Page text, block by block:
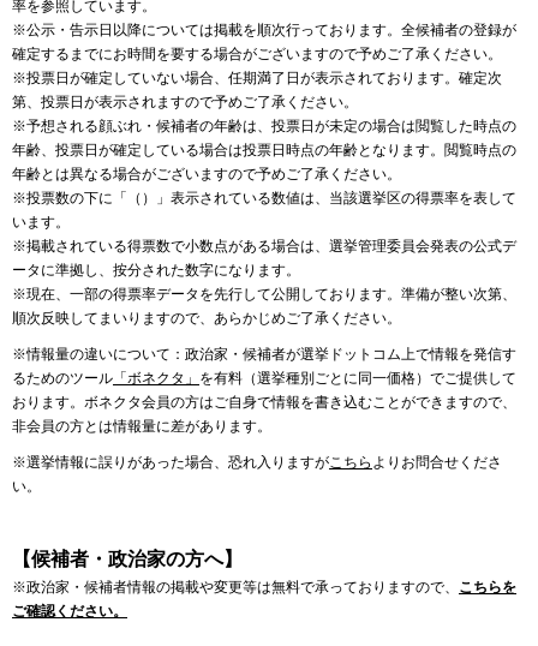
率を参照しています。
※公示・告示日以降については掲載を順次行っております。全候補者の登録が
確定するまでにお時間を要する場合がございますので予めご了承ください。
※投票日が確定していない場合、任期満了日が表示されております。確定次
第、投票日が表示されますので予めご了承ください。
※予想される顔ぶれ・候補者の年齢は、投票日が未定の場合は閲覧した時点の
年齢、投票日が確定している場合は投票日時点の年齢となります。閲覧時点の
年齢とは異なる場合がございますので予めご了承ください。
※投票数の下に「（）」表示されている数値は、当該選挙区の得票率を表して
います。
※掲載されている得票数で小数点がある場合は、選挙管理委員会発表の公式デ
ータに準拠し、按分された数字になります。
※現在、一部の得票率データを先行して公開しております。準備が整い次第、
順次反映してまいりますので、あらかじめご了承ください。
※情報量の違いについて：政治家・候補者が選挙ドットコム上で情報を発信す
るためのツール 「ボネクタ」 を有料（選挙種別ごとに同一価格）でご提供して
おります。ボネクタ会員の方はご自身で情報を書き込むことができますので、
非会員の方とは情報量に差があります。
※選挙情報に誤りがあった場合、恐れ入りますがこちら よりお問合せくださ
い。
【候補者・政治家の方へ】
※政治家・候補者情報の掲載や変更等は無料で承っておりますので、 こちらを
ご確認ください。